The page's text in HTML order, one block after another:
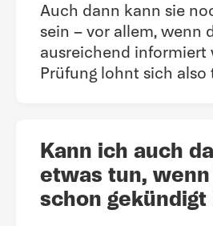
Auch dann kann sie
sein – vor allem, wenn
ausreichend informiert
Prüfung lohnt sich also
Kann ich auch
etwas tun,
schon gekündigt